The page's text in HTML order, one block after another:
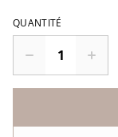
QUANTITÉ